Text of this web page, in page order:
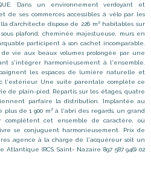
Dans un environnement verdoyant et
de ses commerces accessibles à vélo par les
d’architecte dispose de 226 m² habitables sur
plafond, cheminée majestueuse, murs en
participent à son cachet incomparable.
vie aux beaux volumes prolongée par une
s'intégrer harmonieusement à l'ensemble.
les espaces de lumière naturelle et
l'extérieur. Une suite parentale complète ce
de plain-pied. Répartis sur les étages, quatre
parfaire la distribution. Implantée au
de 1 900 m² à l'abri des regards, un grand
cet ensemble de caractère, où
se conjuguent harmonieusement. Prix de
agence à la charge de l'acquéreur soit un
(RCS. Saint- Nazaire 897 587 946) 02